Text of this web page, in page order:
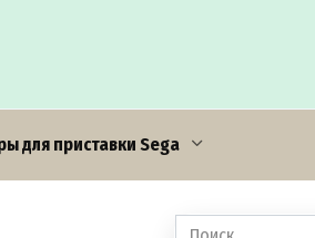
для приставки Sega
Search